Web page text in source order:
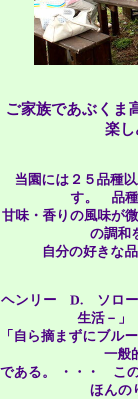
ご家族であぶくま
楽
当園には２５品種
す。 品
甘味・香りの風味が
の調和
自分の好きな
ヘンリー D. ソロ
生活
「自ら摘まずにブル
一般
である。 ・・・ こ
ほんの